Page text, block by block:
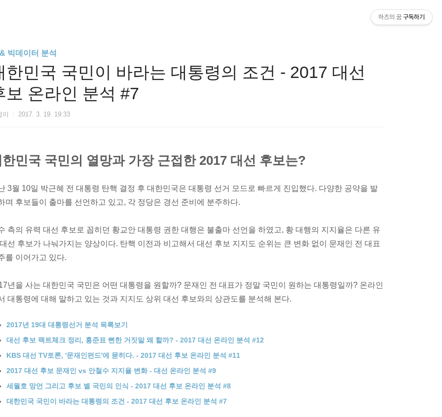
빅데이터 분석
한민국 국민이 바라는 대통령의 조건 - 2017 대선
보 온라인 분석 #7
2017. 3. 19. 19:33
민국 국민의 열망과 가장 근접한 2017 대선 후보는?
3월 10일 박근혜 전 대통령 탄핵 결정 후 대한민국은 대통령 선거 모드로 빠르게 진입했다. 다양한 공약을 발
며 후보들이 출마를 선언하고 있고, 각 정당은 경선 준비에 분주하다.
측의 유력 대선 후보로 꼽히던 황교안 대통령 권한 대행은 불출마 선언을 하였고, 황 대행의 지지율은 다른 유
선 후보가 나눠가지는 양상이다. 탄핵 이전과 비고해서 대선 후보 지지도 순위는 큰 변화 없이 문재인 전 대표
를 이어가고 있다.
년을 사는 대한민국 국민은 어떤 대통령을 원할까? 문재인 전 대표가 정말 국민이 원하는 대통령일까? 온라인
대통령에 대해 말하고 있는 것과 지지도 상위 대선 후보와의 상관도를 분석해 본다.
2017년 19대 대통령선거 분석 목록보기
대선 후보 팩트체크 정리, 홍준표 뻔한 거짓말 왜 할까? - 2017 대선 온라인 분석 #12
KBS 대선 TV토론, '문재인펀드'에 묻히다. - 2017 대선 후보 온라인 분석 #11
2017 대선 후보 문재인 vs 안철수 지지율 변화 - 대선 온라인 분석 #9
세월호 망언 그리고 후보 별 국민의 인식 - 2017 대선 후보 온라인 분석 #8
대한민국 국민이 바라는 대통령의 조건 - 2017 대선 후보 온라인 분석 #7
하츠의 꿈 구독하기